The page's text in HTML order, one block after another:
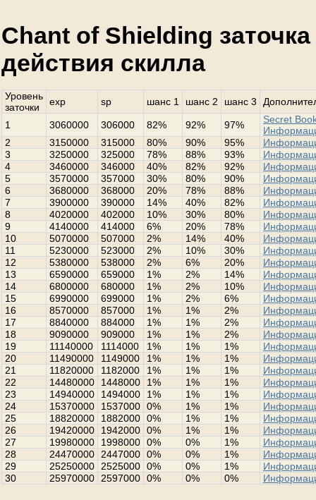
Chant of Shielding
действия скилла
Уровень
заточки
exp sp шанс 1 шанс 2 шанс 3
1 3060000 306000 82% 92% 97%
Secret
2
3150000 315000 80% 90% 95%
3
3250000 325000 78% 88% 93%
4
3460000 346000 40% 82% 92%
5
3570000 357000 30% 80% 90%
6
3680000 368000 20% 78% 88%
7
3900000 390000 14% 40% 82%
8
4020000 402000 10% 30% 80%
9
4140000 414000 6% 20% 78%
10
5070000 507000 2% 14% 40%
11
5230000 523000 2% 10% 30%
12
5380000 538000 2% 6% 20%
13
6590000 659000 1% 2% 14%
14
6800000 680000 1% 2% 10%
15
6990000 699000 1% 2% 6%
16
8570000 857000 1% 1% 2%
17
8840000 884000 1% 1% 2%
18
9090000 909000 1% 1% 2%
19
11140000 1114000 1% 1% 1%
20
11490000 1149000 1% 1% 1%
21
11820000 1182000 1% 1% 1%
22
14480000 1448000 1% 1% 1%
23
14940000 1494000 1% 1% 1%
24
15370000 1537000 0% 1% 1%
25
18820000 1882000 0% 1% 1%
26
19420000 1942000 0% 1% 1%
27
19980000 1998000 0% 0% 1%
28
24470000 2447000 0% 0% 1%
29
25250000 2525000 0% 0% 1%
30
25970000 2597000 0% 0% 0%